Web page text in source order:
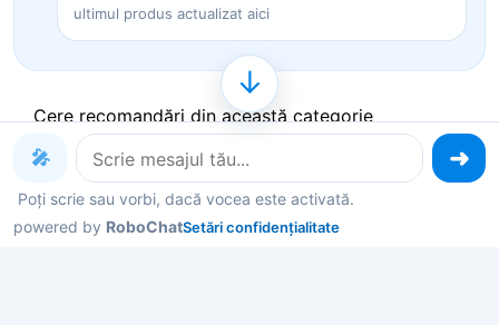
ultimul produs actualizat aici
Cere recomandări din această categorie
Produse pe care le poți explora
acum
🎤
Poți scrie sau vorbi, dacă vocea este activată.
powered by RoboChatSetări confidențialitate
↓